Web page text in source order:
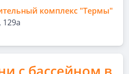
комплекс "Термы"